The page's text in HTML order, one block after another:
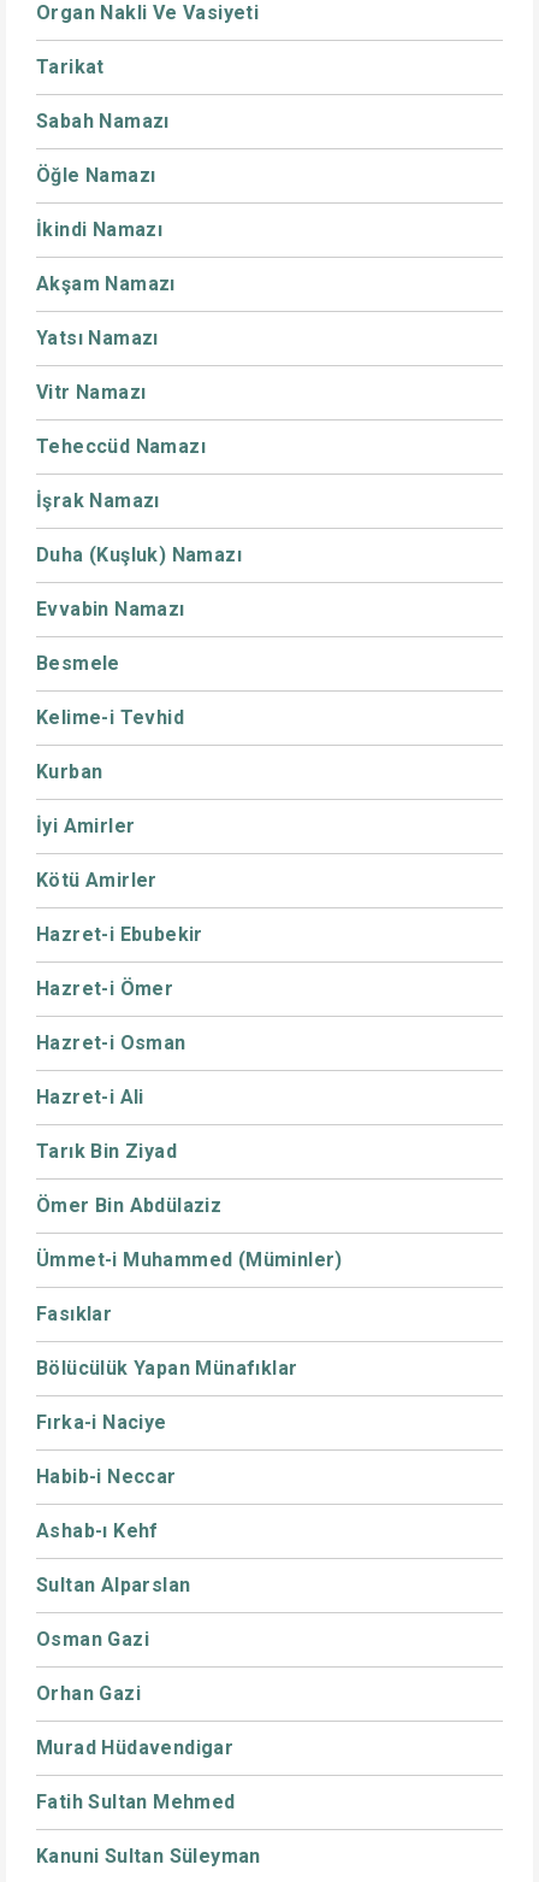
Organ Nakli Ve Vasiyeti
Tarikat
Sabah Namazı
Öğle Namazı
İkindi Namazı
Akşam Namazı
Yatsı Namazı
Vitr Namazı
Teheccüd Namazı
İşrak Namazı
Duha (Kuşluk) Namazı
Evvabin Namazı
Besmele
Kelime-i Tevhid
Kurban
İyi Amirler
Kötü Amirler
Hazret-i Ebubekir
Hazret-i Ömer
Hazret-i Osman
Hazret-i Ali
Tarık Bin Ziyad
Ömer Bin Abdülaziz
Ümmet-i Muhammed (Müminler)
Fasıklar
Bölücülük Yapan Münafıklar
Fırka-i Naciye
Habib-i Neccar
Ashab-ı Kehf
Sultan Alparslan
Osman Gazi
Orhan Gazi
Murad Hüdavendigar
Fatih Sultan Mehmed
Kanuni Sultan Süleyman